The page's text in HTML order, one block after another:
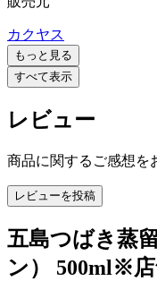
カクヤス
もっと見る
すべて表示
レビュー
商品に関するご感想を
レビューを投稿
五島つばき蒸
ン） 500ml※